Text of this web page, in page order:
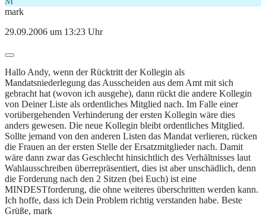
mark
29.09.2006 um 13:23 Uhr
Hallo Andy, wenn der Rücktritt der Kollegin als
Mandatsniederlegung das Ausscheiden aus dem Amt mit sich
gebracht hat (wovon ich ausgehe), dann rückt die andere Kollegin
von Deiner Liste als ordentliches Mitglied nach. Im Falle einer
vorübergehenden Verhinderung der ersten Kollegin wäre dies
anders gewesen. Die neue Kollegin bleibt ordentliches Mitglied.
Sollte jemand von den anderen Listen das Mandat verlieren, rücken
die Frauen an der ersten Stelle der Ersatzmitglieder nach. Damit
wäre dann zwar das Geschlecht hinsichtlich des Verhältnisses laut
Wahlausschreiben überrepräsentiert, dies ist aber unschädlich, denn
die Forderung nach den 2 Sitzen (bei Euch) ist eine
MINDESTforderung, die ohne weiteres überschritten werden kann.
Ich hoffe, dass ich Dein Problem richtig verstanden habe. Beste
Grüße, mark